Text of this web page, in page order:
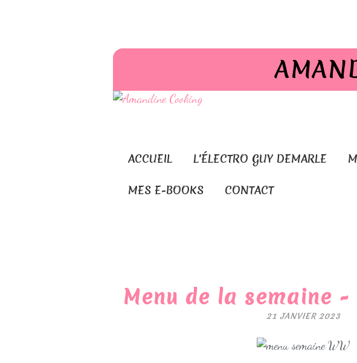
ACCUEIL L'ÉLECTRO GUY DEMARLE
MES E-BOOKS CONTACT
Menu de la semaine
21 JANVIER 2023